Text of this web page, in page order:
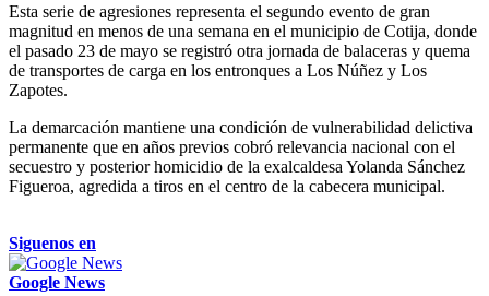
Esta serie de agresiones representa el segundo evento de gran
magnitud en menos de una semana en el municipio de Cotija, donde
el pasado 23 de mayo se registró otra jornada de balaceras y quema
de transportes de carga en los entronques a Los Núñez y Los
Zapotes.
La demarcación mantiene una condición de vulnerabilidad delictiva
permanente que en años previos cobró relevancia nacional con el
secuestro y posterior homicidio de la exalcaldesa Yolanda Sánchez
Figueroa, agredida a tiros en el centro de la cabecera municipal.
Siguenos en
Google News